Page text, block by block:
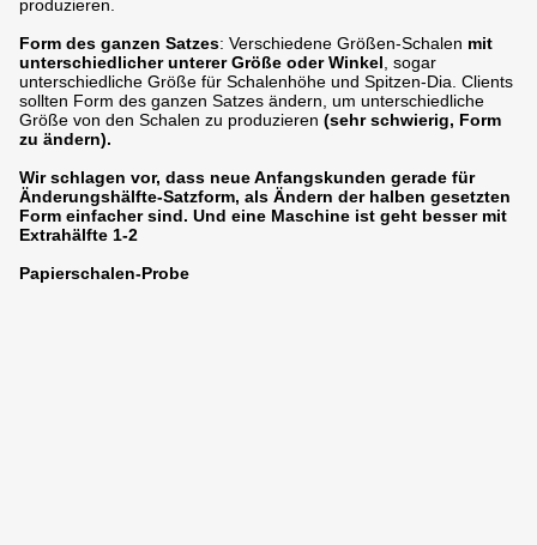
produzieren.
Form des ganzen Satzes: Verschiedene Größen-Schalen mit
unterschiedlicher unterer Größe oder Winkel , sogar
unterschiedliche Größe für Schalenhöhe und Spitzen-Dia. Clients
sollten Form des ganzen Satzes ändern, um unterschiedliche
Größe von den Schalen zu produzieren (sehr schwierig, Form
zu ändern).
Wir schlagen vor, dass neue Anfangskunden gerade für
Änderungshälfte-Satzform, als Ändern der halben gesetzten
Form einfacher sind. Und eine Maschine ist geht besser mit
Extrahälfte 1-2
Papierschalen-Probe